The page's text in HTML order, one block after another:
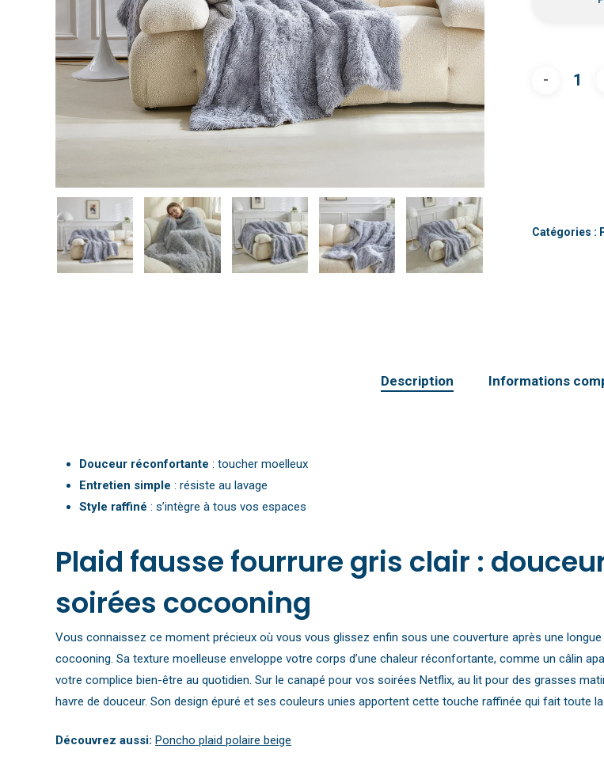
Catégories :
Description Informations
Douceur réconfortante : toucher moelleux
Entretien simple : résiste au lavage
Style raffiné : s’intègre à tous vos espaces
Plaid fausse fourrure gris clair :
soirées cocooning
Vous connaissez ce moment précieux où vous vous glissez enfin sous une couverture après une
cocooning. Sa texture moelleuse enveloppe votre corps d’une chaleur réconfortante, comme un câlin
votre complice bien-être au quotidien. Sur le canapé pour vos soirées Netflix, au lit pour des grasses
havre de douceur. Son design épuré et ses couleurs unies apportent cette touche raffinée qui fait toute
Découvrez aussi: Poncho plaid polaire beige